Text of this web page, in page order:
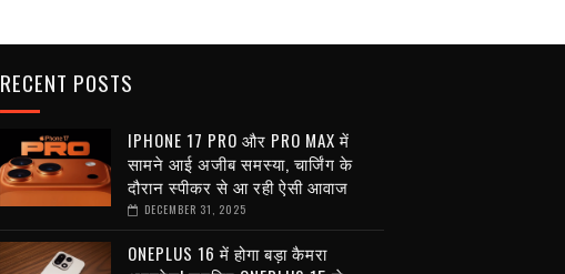
RECENT POSTS
IPHONE 17 PRO और PRO MAX में
सामने आई अजीब समस्या, चार्जिंग के
दौरान स्पीकर से आ रही ऐसी आवाज
DECEMBER 31, 2025
ONEPLUS 16 में होगा बड़ा कैमरा